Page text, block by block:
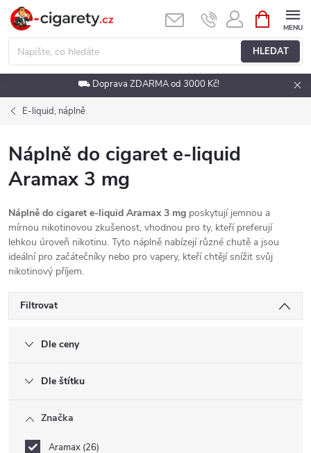
Přejít
obsah
HLEDAT
NÁKUPNÍ
KOŠÍK
⛟ Doprava ZDARMA od 3000 Kč!
E-liquid, náplně
Náplně do cigaret e-liquid
Aramax 3 mg
Náplně do cigaret e-liquid Aramax 3 mg poskytují jemnou a
mírnou nikotinovou zkušenost, vhodnou pro ty, kteří preferují
lehkou úroveň nikotinu. Tyto náplně nabízejí různé chutě a jsou
ideální pro začátečníky nebo pro vapery, kteří chtějí snížit svůj
nikotinový příjem.
Filtrovat
Dle ceny
Dle štítku
Značka
Aramax 26